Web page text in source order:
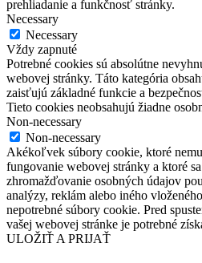
prehliadanie a funkčnosť stránky.
Necessary
Necessary
Vždy zapnuté
Potrebné cookies sú absolútne
webovej stránky. Táto kategória
zaisťujú základné funkcie a
Tieto cookies neobsahujú žiadne
Non-necessary
Non-necessary
Akékoľvek súbory cookie, ktoré
fungovanie webovej stránky a ktoré
zhromažďovanie osobných údajov
analýzy, reklám alebo iného
nepotrebné súbory cookie. Pred
vašej webovej stránke je potrebné
ULOŽIŤ A PRIJAŤ